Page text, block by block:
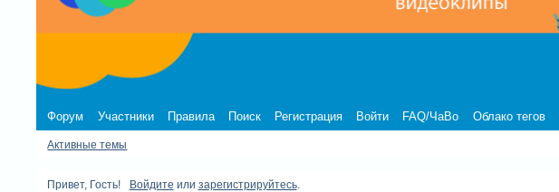
Форум Участники Правила Поиск Регистрация Войти FAQ/ЧаВо Облако тегов
Активные темы
Привет, Гость! Войдите или зарегистрируйтесь.